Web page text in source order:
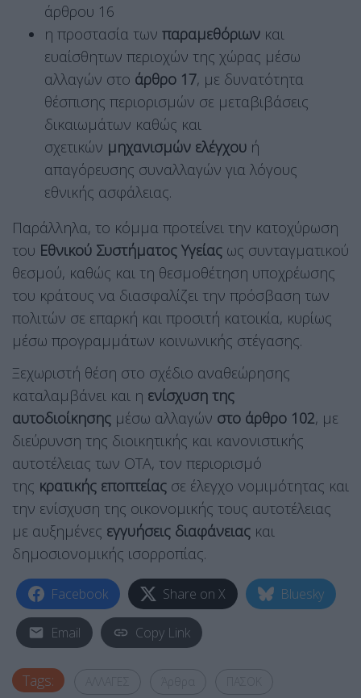
άρθρου 16
η προστασία των παραμεθόριων και
ευαίσθητων περιοχών της χώρας μέσω
αλλαγών στο άρθρο 17, με δυνατότητα
θέσπισης περιορισμών σε μεταβιβάσεις
δικαιωμάτων καθώς και
σχετικών μηχανισμών ελέγχου ή
απαγόρευσης συναλλαγών για λόγους
εθνικής ασφάλειας.
Παράλληλα, το κόμμα προτείνει την κατοχύρωση
του Εθνικού Συστήματος Υγείας ως συνταγματικού
θεσμού, καθώς και τη θεσμοθέτηση υποχρέωσης
του κράτους να διασφαλίζει την πρόσβαση των
πολιτών σε επαρκή και προσιτή κατοικία, κυρίως
μέσω προγραμμάτων κοινωνικής στέγασης.
Ξεχωριστή θέση στο σχέδιο αναθεώρησης
καταλαμβάνει και η ενίσχυση της
αυτοδιοίκησης μέσω αλλαγών στο άρθρο 102, με
διεύρυνση της διοικητικής και κανονιστικής
αυτοτέλειας των ΟΤΑ, τον περιορισμό
της κρατικής εποπτείας σε έλεγχο νομιμότητας και
την ενίσχυση της οικονομικής τους αυτοτέλειας
με αυξημένες εγγυήσεις διαφάνειας και
δημοσιονομικής ισορροπίας.
Facebook Share on X Bluesky
Email Copy Link
Tags: